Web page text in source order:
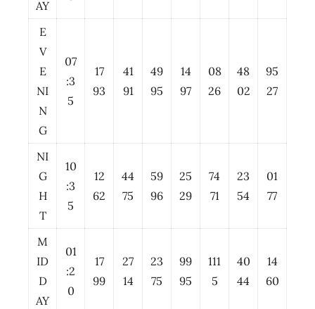
AY
E
V
E
NI
N
G
07
:3
5
17
93
41
91
49
95
14
97
08
26
48
02
95
27
NI
G
H
T
10
:3
5
12
62
44
75
59
96
25
29
74
71
23
54
01
77
M
ID
D
AY
01
:2
0
17
99
27
14
23
75
99
95
111
5
40
44
14
60